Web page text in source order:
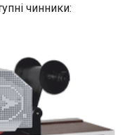
чинники: